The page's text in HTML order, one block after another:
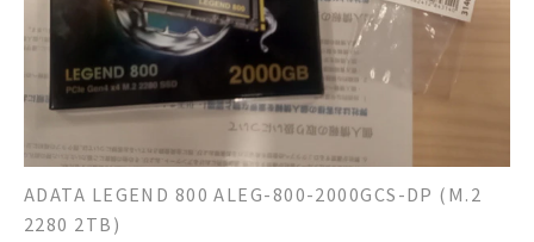
ADATA LEGEND 800 ALEG-800-2000GCS-DP (M.2
2280 2TB)